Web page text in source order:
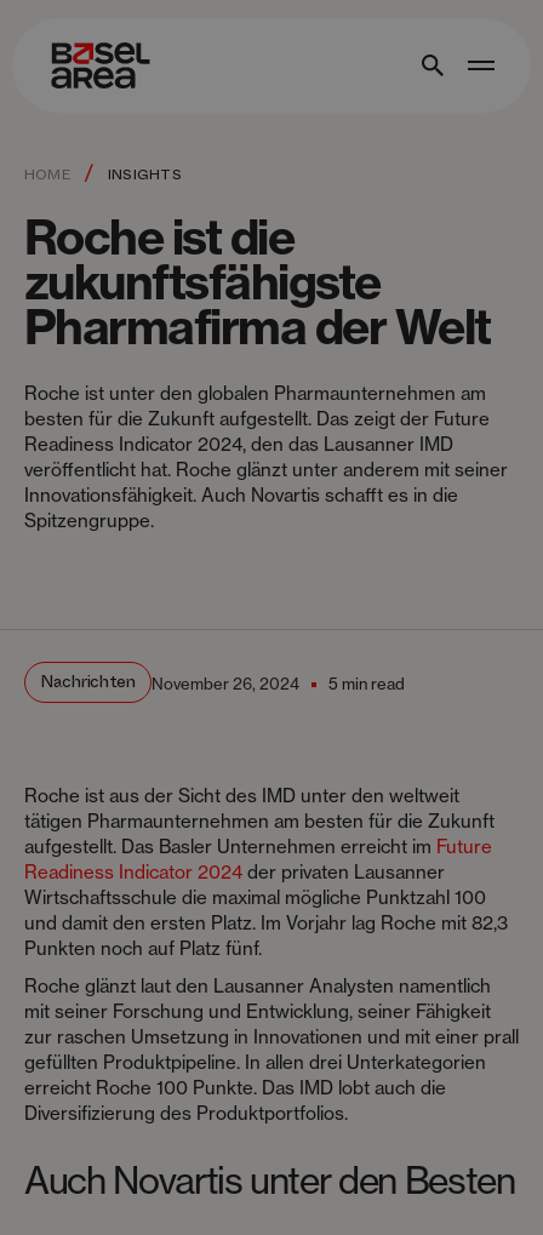
HOME / INSIGHTS
Roche ist die
zukunftsfähigste
Pharmafirma der Welt
Roche ist unter den globalen Pharmaunternehmen am
besten für die Zukunft aufgestellt. Das zeigt der Future
Readiness Indicator 2024, den das Lausanner IMD
veröffentlicht hat. Roche glänzt unter anderem mit seiner
Innovationsfähigkeit. Auch Novartis schafft es in die
Spitzengruppe.
Nachrichten November 26, 2024 5 min read
Roche ist aus der Sicht des IMD unter den weltweit
tätigen Pharmaunternehmen am besten für die Zukunft
aufgestellt. Das Basler Unternehmen erreicht im Future
Readiness Indicator 2024 der privaten Lausanner
Wirtschaftsschule die maximal mögliche Punktzahl 100
und damit den ersten Platz. Im Vorjahr lag Roche mit 82,3
Punkten noch auf Platz fünf.
Roche glänzt laut den Lausanner Analysten namentlich
mit seiner Forschung und Entwicklung, seiner Fähigkeit
zur raschen Umsetzung in Innovationen und mit einer prall
gefüllten Produktpipeline. In allen drei Unterkategorien
erreicht Roche 100 Punkte. Das IMD lobt auch die
Diversifizierung des Produktportfolios.
Auch Novartis unter den Besten